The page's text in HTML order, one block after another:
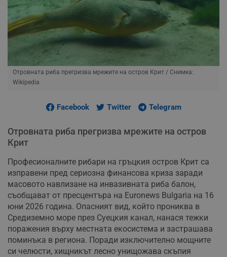
Отровната риба прегризва мрежите на остров Крит / Снимка:
Wikipedia
Facebook Twitter Telegram
Отровната риба прегризва мрежите на остров
Крит
Професионалните рибари на гръцкия остров Крит са
изправени пред сериозна финансова криза заради
масовото навлизане на инвазивната риба балон,
съобщават от пресцентъра на Euronews Bulgaria на 16
юни 2026 година. Опасният вид, който прониква в
Средиземно море през Суецкия канал, нанася тежки
поражения върху местната екосистема и застрашава
поминъка в региона. Поради изключително мощните
си челюсти, хищникът лесно унищожава скъпия